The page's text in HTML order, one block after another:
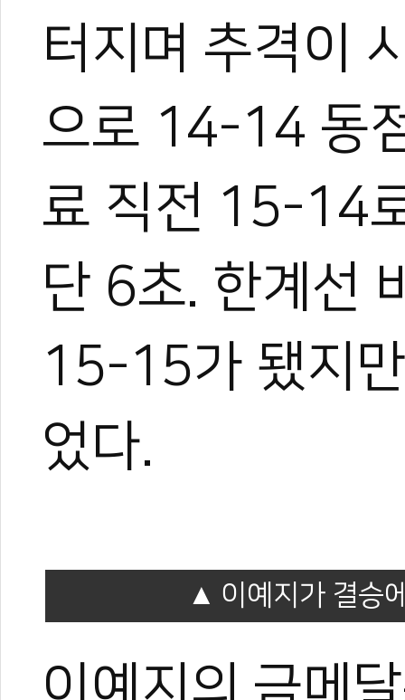
터지며 추격이
으로 14-14 동
료 직전 15-14
단 6초. 한계선
15-15가 됐지
었다.
이예지가 결승
이예지의 금메
태권도 경기인 출신의 태
트 KOICA 국제협력요원
며, 20여 년간 65개국
장 중심의 심층 취재를 이
작, 대회 중계방송 캐스터,